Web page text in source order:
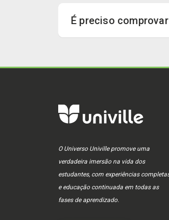
É preciso
O Universo Univille promove uma
verdadeira imersão na vida dos
estudantes, com experiências
e educação continuada em todas as
fases de aprendizado.